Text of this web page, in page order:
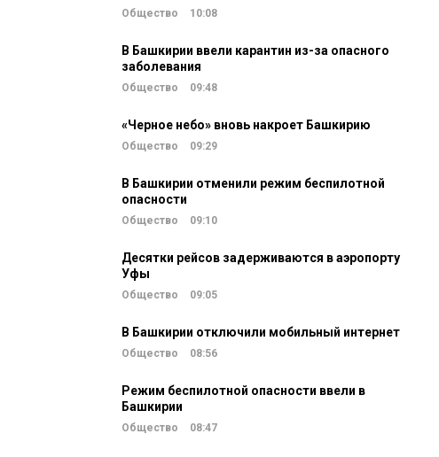
Общество 10:08
В Башкирии ввели карантин из-за опасного
заболевания
Общество 09:48
«Черное небо» вновь накроет Башкирию
Общество 09:29
В Башкирии отменили режим беспилотной
опасности
Общество 09:10
Десятки рейсов задерживаются в аэропорту
Уфы
Общество 09:05
В Башкирии отключили мобильный интернет
Общество 08:56
Режим беспилотной опасности ввели в
Башкирии
Общество 08:47